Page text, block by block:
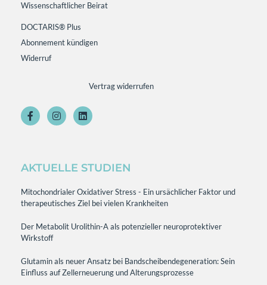
Wissenschaftlicher Beirat
DOCTARIS® Plus
Abonnement kündigen
Widerruf
Vertrag widerrufen
AKTUELLE STUDIEN
Mitochondrialer Oxidativer Stress - Ein ursächlicher Faktor und
therapeutisches Ziel bei vielen Krankheiten
Der Metabolit Urolithin-A als potenzieller neuroprotektiver
Wirkstoff
Glutamin als neuer Ansatz bei Bandscheibendegeneration: Sein
Einfluss auf Zellerneuerung und Alterungsprozesse